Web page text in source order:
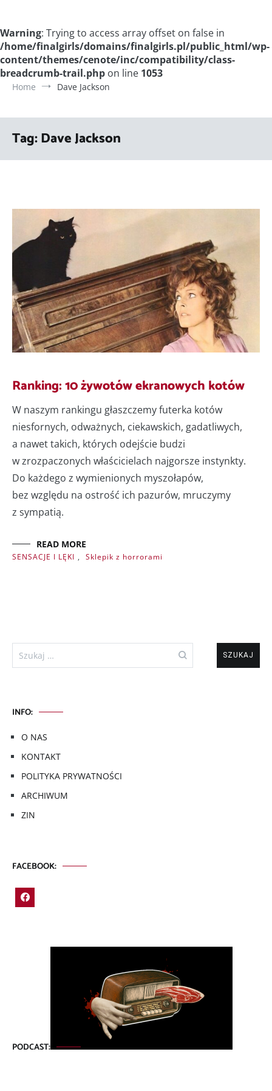
Warning: Trying to access array offset on false in
/home/finalgirls/domains/finalgirls.pl/public_html/wp-
content/themes/cenote/inc/compatibility/class-
breadcrumb-trail.php on line 1053
Home Dave Jackson
Tag:Dave Jackson
Ranking: 10 żywotów ekranowych kotów
W naszym rankingu głaszczemy futerka kotów
niesfornych, odważnych, ciekawskich, gadatliwych,
a nawet takich, których odejście budzi
w zrozpaczonych właścicielach najgorsze instynkty.
Do każdego z wymienionych myszołapów,
bez względu na ostrość ich pazurów, mruczymy
z sympatią.
READ MORE
SENSACJE I LĘKI , Sklepik z horrorami
Szukaj:
INFO:
O NAS
KONTAKT
POLITYKA PRYWATNOŚCI
ARCHIWUM
ZIN
FACEBOOK:
PODCAST: